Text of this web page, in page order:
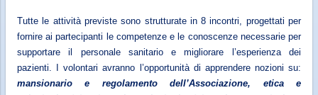
Tutte le attività previste sono strutturate in 8 incontri, progettati per
fornire ai partecipanti le competenze e le conoscenze necessarie per
supportare il personale sanitario e migliorare l’esperienza dei
pazienti. I volontari avranno l’opportunità di apprendere nozioni su:
mansionario e regolamento dell’Associazione, etica e